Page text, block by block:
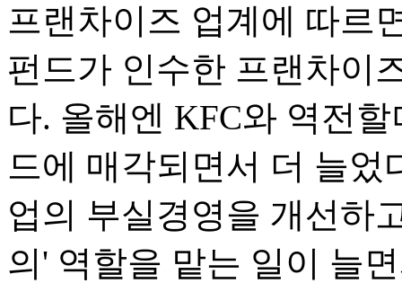
프랜차이즈 업계에 따르
펀드가 인수한 프랜차이
다. 올해엔 KFC와 역전
드에 매각되면서 더 늘었
업의 부실경영을 개선하
의' 역할을 맡는 일이 늘